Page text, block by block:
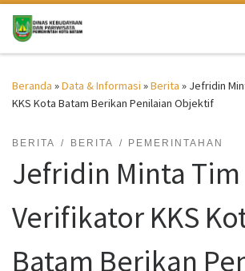
Skip to content
Beranda »Data & Informasi »Berita » Jefridin
KKS Kota Batam Berikan Penilaian Objektif
BERITA BERITA PEMERINTAHAN
Jefridin Minta Tim
Verifikator KKS
Batam Berikan